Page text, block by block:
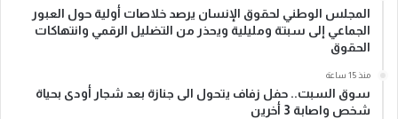
المجلس الوطني لحقوق الإنسان يرصد خلاصات أولية حول العبور
الجماعي إلى سبتة ومليلية ويحذر من التضليل الرقمي وانتهاكات
الحقوق
منذ 15 ساعة
سوق السبت.. حفل زفاف يتحول الى جنازة بعد شجار أودى بحياة
شخص واصابة 3 أخرين